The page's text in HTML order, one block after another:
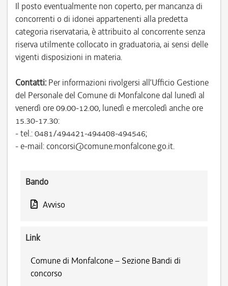
Il posto eventualmente non coperto, per mancanza di
concorrenti o di idonei appartenenti alla predetta
categoria riservataria, è attribuito al concorrente senza
riserva utilmente collocato in graduatoria, ai sensi delle
vigenti disposizioni in materia.
Contatti: Per informazioni rivolgersi all’Ufficio Gestione
del Personale del Comune di Monfalcone dal lunedì al
venerdì ore 09.00-12.00, lunedì e mercoledì anche ore
15.30-17.30:
- tel.: 0481/494421-494408-494546;
- e-mail: concorsi@comune.monfalcone.go.it.
Bando
Avviso
Link
Comune di Monfalcone – Sezione Bandi di
concorso